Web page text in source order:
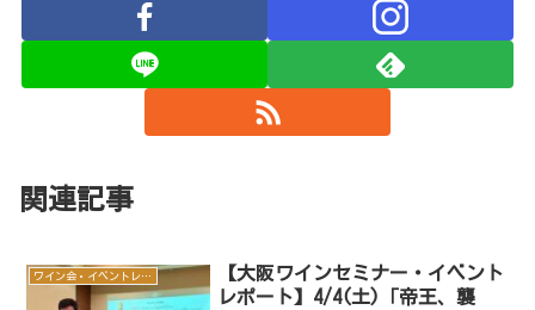
関連記事
ワイン会・イベントレポート
【大阪ワインセミナー・イベント
レポート】4/4(土)「帝王、襲